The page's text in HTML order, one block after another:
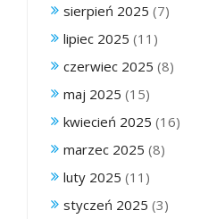
sierpień 2025 (7)
lipiec 2025 (11)
czerwiec 2025 (8)
maj 2025 (15)
kwiecień 2025 (16)
marzec 2025 (8)
luty 2025 (11)
styczeń 2025 (3)